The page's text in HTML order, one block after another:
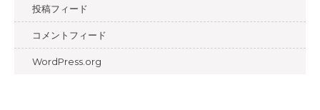
投稿フィード
コメントフィード
WordPress.org